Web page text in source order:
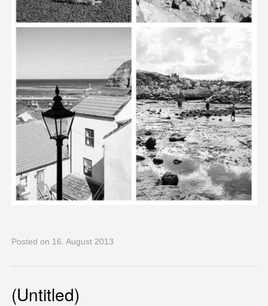
Posted on 16. August 2013
(Untitled)